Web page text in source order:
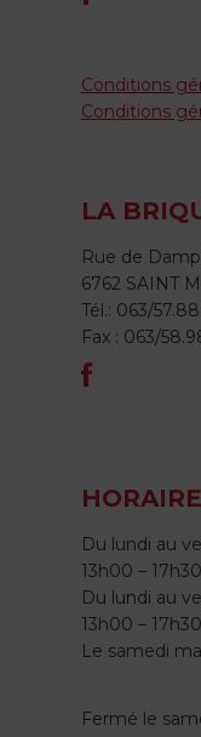
Conditions
Conditions
LA
Rue de
6762 SAINT
Tél.: 063/
Fax : 063/
Du lundi au
13h00 –
Du lundi au
13h00 –
Le samedi
Fermé le